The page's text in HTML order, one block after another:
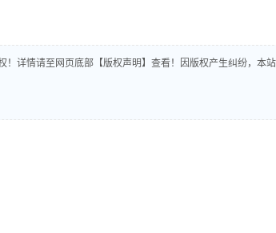
详情请至网页底部【版权声明】查看！因版权产生纠纷，本站